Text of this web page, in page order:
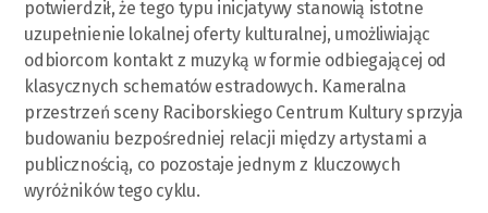
potwierdził, że tego typu inicjatywy stanowią istotne
uzupełnienie lokalnej oferty kulturalnej, umożliwiając
odbiorcom kontakt z muzyką w formie odbiegającej od
klasycznych schematów estradowych. Kameralna
przestrzeń sceny Raciborskiego Centrum Kultury sprzyja
budowaniu bezpośredniej relacji między artystami a
publicznością, co pozostaje jednym z kluczowych
wyróżników tego cyklu.